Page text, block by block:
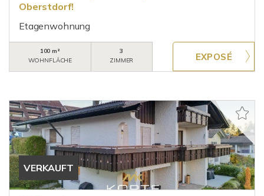
Oberstdorf!
Etagenwohnung
100 m²
WOHNFLÄCHE
3
ZIMMER
VERKAUFT